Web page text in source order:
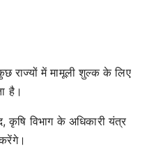
राज्यों में मामूली शुल्क के लिए
है।
कृषि विभाग के अधिकारी यंत्र